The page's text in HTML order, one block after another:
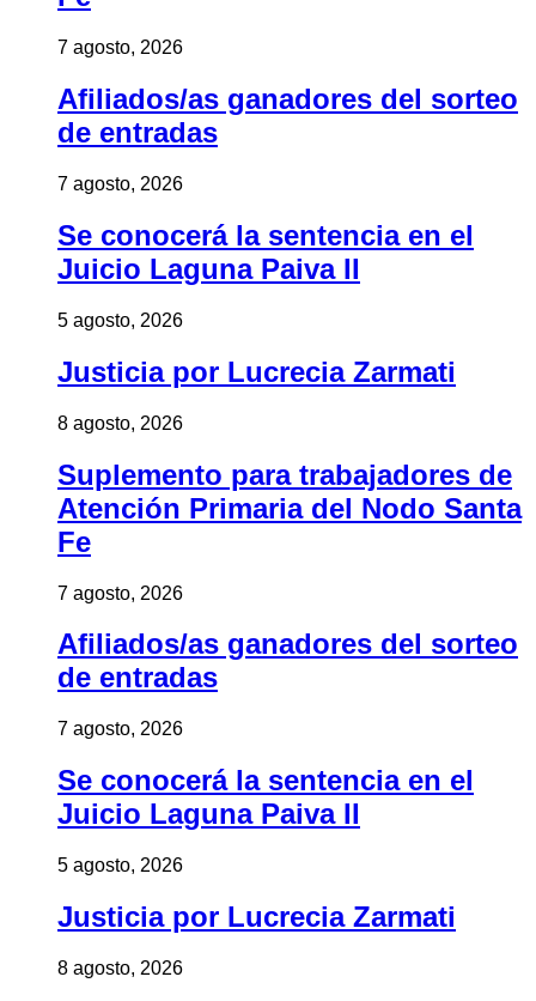
7 agosto, 2026
Afiliados/as ganadores del sorteo
de entradas
7 agosto, 2026
Se conocerá la sentencia en el
Juicio Laguna Paiva II
5 agosto, 2026
Justicia por Lucrecia Zarmati
8 agosto, 2026
Suplemento para trabajadores de
Atención Primaria del Nodo Santa
Fe
7 agosto, 2026
Afiliados/as ganadores del sorteo
de entradas
7 agosto, 2026
Se conocerá la sentencia en el
Juicio Laguna Paiva II
5 agosto, 2026
Justicia por Lucrecia Zarmati
8 agosto, 2026